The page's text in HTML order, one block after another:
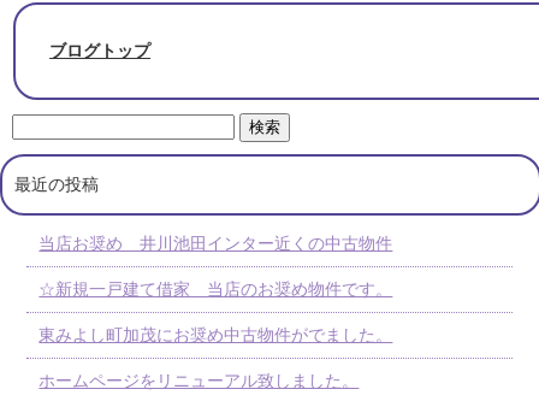
ブログトップ
最近の投稿
当店お奨め 井川池田インター近くの中古物件
☆新規一戸建て借家 当店のお奨め物件です。
東みよし町加茂にお奨め中古物件がでました。
ホームページをリニューアル致しました。